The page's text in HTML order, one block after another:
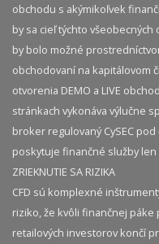
obchodu s akýmikoľvek
by sa cieľ týchto
by bolo možné
obchodovaní na kapitálovom
otvorenia DEMO a LIVE
stránkach vykonáva výlučne
broker regulovaný CySEC
poskytuje finančné služby len
ZRIEKNUTIE SA RIZIKA
CFD sú komplexné
riziko, že kvôli finančnej páke
retailových investorov končí